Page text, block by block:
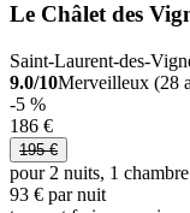
Le Châlet des
Saint-Laurent-des-
9.0/10Merveilleux (28
-5 %
186 €
195 €
pour 2 nuits, 1 chambre
93 € par nuit